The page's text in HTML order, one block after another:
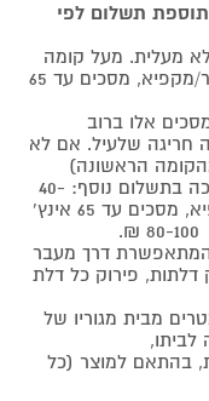
תוספת תשלום לפי
מעלית. מעל קומה
ב' 40-50 ₪ למוצר לבן, 60-80 ₪ למקרר/מקפיא, מסכים עד 65
ומעלה 80-100 ₪ (במסכים אלו ברוב
חריגה שלעיל. אם לא
הראשונה)
הובלה לכל קומה נוספת בתוך הבית כרוכה בתשלום נוסף: 40-
50 ₪ למוצר לבן, 60-80 ₪ למקרר/מקפיא, מסכים עד 65 אינץ'
דרך מעבר
פירוק כל דלת
מרחק הליכה העולה על 50 מטרים מבית מגוריו של
בהתאם למוצר (כל